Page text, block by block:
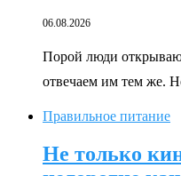
06.08.2026
Порой люди
отвечаем им тем же.
Правильное питание
Не только